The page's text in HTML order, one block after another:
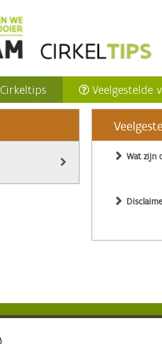
Cirkeltips Veelgestelde
Wat zijn